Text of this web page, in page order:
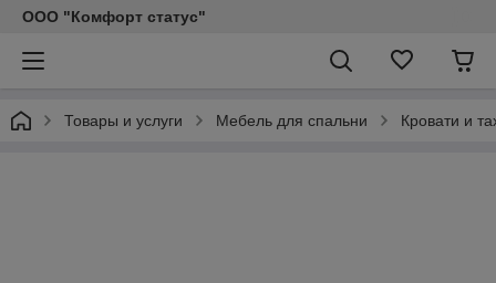
ООО "Комфорт статус"
Товары и услуги Мебель для спальни Кровати и